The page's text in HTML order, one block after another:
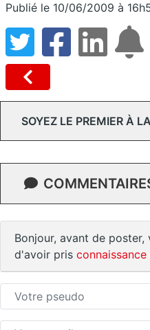
Publié le 10/06/2009 à
SOYEZ LE PREMIER À
Bonjour, avant de poster,
d'avoir pris